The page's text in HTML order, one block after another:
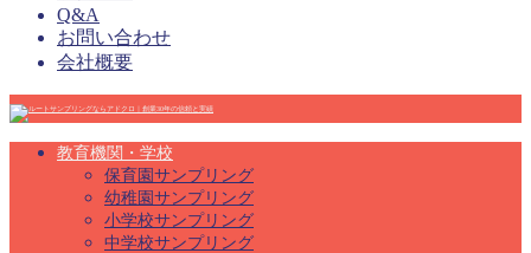
Q&A
お問い合わせ
会社概要
教育機関・学校
保育園サンプリング
幼稚園サンプリング
小学校サンプリング
中学校サンプリング